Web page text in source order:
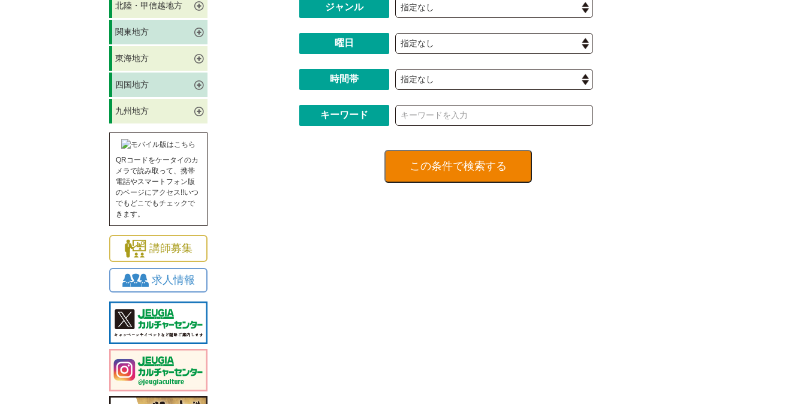
北陸・甲信越地方
関東地方
東海地方
四国地方
九州地方
QRコードをケータイのカ
メラで読み取って、携帯
電話やスマートフォン版
のページにアクセス!!いつ
でもどこでもチェックで
きます。
講師募集
求人情報
ジャンル
曜日
時間帯
キーワード